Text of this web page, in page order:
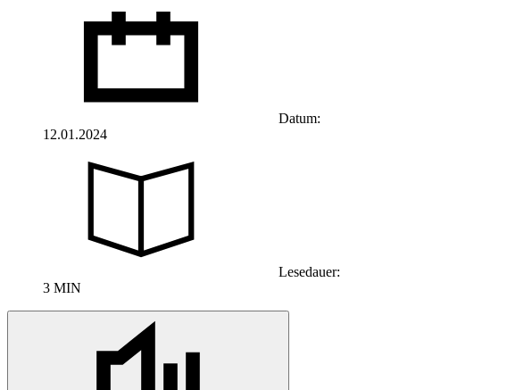
Datum:
12.01.2024
Lesedauer:
3 MIN